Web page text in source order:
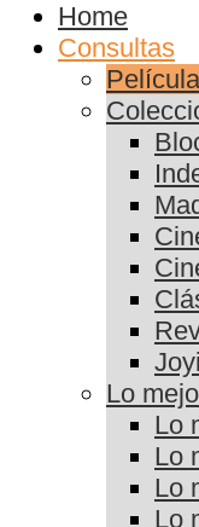
Home
Consultas
Lo
Lo
Lo
Lo
Lo